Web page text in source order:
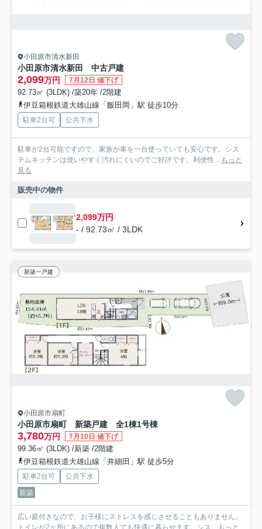
小田原市清水新田
小田原市清水新田 中古戸建
2,099万円 7月12日 値下げ
92.73㎡ (3LDK) /築20年 /2階建
伊豆箱根鉄道大雄山線「飯田岡」駅 徒歩10分
駐車2台可 公共下水
駐車が2台可能ですので、家族が車を一台使っていても安心です。シス
テムキッチンは使いやすく汚れにくいのでご好評です。利便性... もっと
見る
販売中の物件
2,099万円
- / 92.73㎡ / 3LDK
新築一戸建
小田原市扇町
小田原市扇町 新築戸建 全1棟1号棟
3,780万円 7月10日 値下げ
99.36㎡ (3LDK) /新築 /2階建
伊豆箱根鉄道大雄山線「井細田」駅 徒歩5分
駐車2台可
公共下水
新築
広い庭付きなので、お子様にストレスを感じさせることもありません。
トイレが2ヶ所にあるので複数人でも快適に暮らせます。シス... もっと